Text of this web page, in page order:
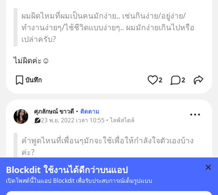
Blockdit ใช้งานได้ดีกว่าบนแอป
เปิดโพสต์นี้ในแอป Blockdit เพื่อรับประสบการณ์เต็มรูปแบบ
ผมผิดไหมที่ผมเป็นคนมักง่าย.. เช่นกินง่าย/อยู่ง่าย/
ทำงานง่ายๆ/ไช้ชีวิตแบบง่ายๆ.. ผมมักง่ายเกินไปหรือ
เปล่าครับ?
ไม่ผิดค่ะ☺️
บันทึก 2 2
ศุภลักษณ์ ขาวดี • ติดตาม
23 พ.ย. 2022 เวลา 10:55 • ไลฟ์สไตล์
คำพูดไหนที่เพื่อนๆมักจะใช้เพื่อให้กำลังใจตัวเองบ้าง
ค่ะ?
ต้องสู้
บันทึก